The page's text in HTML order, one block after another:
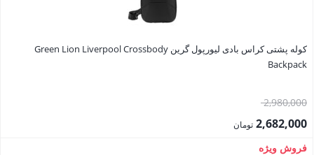
کوله پشتی کراس بادی لیورپول گرین Green Lion Liverpool Crossbody
Backpack
2,980,000قیمت
اصلی:2,682,000 تومان
قیمت
فروش ویژه